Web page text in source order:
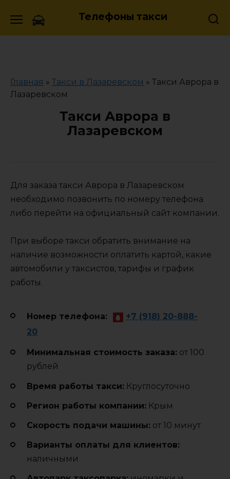
Телефоны такси
Главная » Такси в Лазаревском » Такси Аврора в
Лазаревском
Такси Аврора в
Лазаревском
Для заказа такси Аврора в Лазаревском
необходимо позвонить по номеру телефона
либо перейти на официальный сайт компании.
При выборе такси обратить внимание на
наличие возможности оплатить картой, какие
автомобили у таксистов, тарифы и график
работы.
Номер телефона:
+7 (918) 20-888-
20
Минимальная стоимость заказа: от 100
рублей
Время работы такси: Круглосуточно
Регион работы компании: Крым
Cкорость подачи машины: от 10 минут
Варианты оплаты для клиентов:
наличными